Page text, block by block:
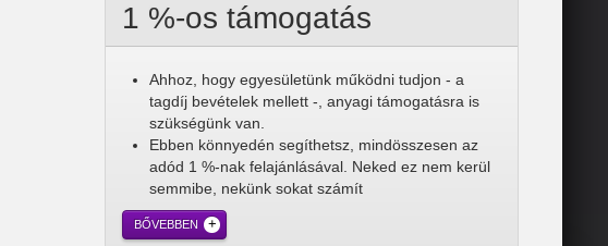
1 %-os támogatás
Ahhoz, hogy egyesületünk működni tudjon - a
tagdíj bevételek mellett -, anyagi támogatásra is
szükségünk van.
Ebben könnyedén segíthetsz, mindösszesen az
adód 1 %-nak felajánlásával. Neked ez nem kerül
semmibe, nekünk sokat számít
BŐVEBBEN